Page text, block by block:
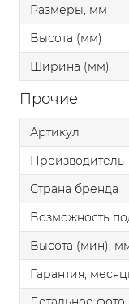
Размеры, мм
Высота (мм)
Ширина (мм)
Прочие
Артикул
Производитель
Страна бренда
Возможность
Высота (мин),
Гарантия,